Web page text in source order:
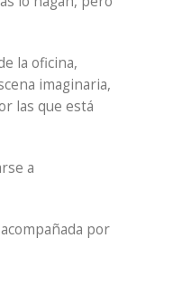
la oficina,
imaginaria,
las que está
a
por